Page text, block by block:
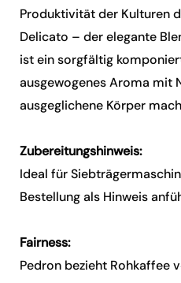
Produktivität der Kulturen
Delicato – der elegante
ist ein sorgfältig
ausgewogenes Aroma mit
ausgeglichene Körper
Zubereitungshinweis:
Ideal für
Bestellung als Hinweis
Fairness:
Pedron bezieht Rohkaffee